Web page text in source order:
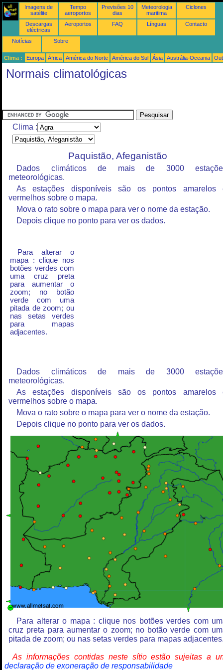
Imagens de
satélite
Tempo
aeroportos
Previsões 10
dias
Meteorologia
maritima
Ciclones
Descargas
eléctricas
Aeroportos FAQ Línguas Contacto
Notícias Sobre
Clima : Europa África América do Norte América do Sul Ásia Austrália-Oceania
Normais climatológicas
Clima :
Paquistão, Afeganistão
Dados climáticos de mais de 3000
meteorológicas.
As estações disponíveis são os pontos amarelos
vermelhos sobre o mapa.
Mova o rato sobre o mapa para ver o nome da estação.
Depois clique no ponto para ver os dados.
Para alterar o
mapa : clique nos
botões verdes com
uma cruz preta
para aumentar o
zoom; no botão
verde com uma
pitada de zoom; ou
nas setas verdes
para mapas
adjacentes.
Dados climáticos de mais de 3000
meteorológicas.
As estações disponíveis são os pontos amarelos
vermelhos sobre o mapa.
Mova o rato sobre o mapa para ver o nome da estação.
Depois clique no ponto para ver os dados.
Para alterar o mapa : clique nos botões verdes com
cruz preta para aumentar o zoom; no botão verde com
pitada de zoom; ou nas setas verdes para mapas
As informações contidas neste sítio estão sujeitas a
declaração de exoneração de responsabilidade